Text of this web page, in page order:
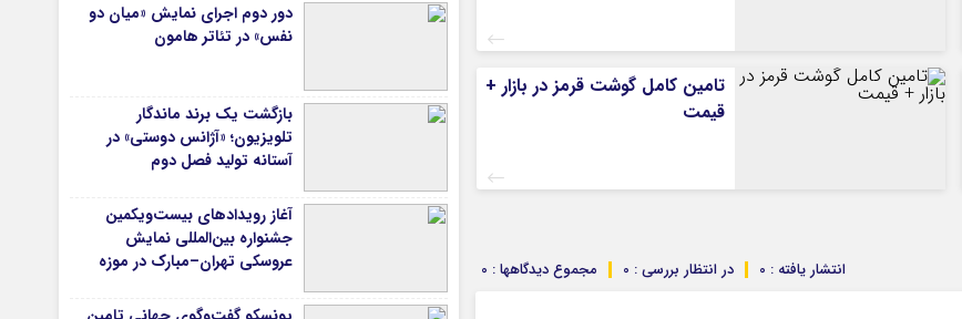
تامین کامل گوشت قرمز در بازار +
قیمت
مجموع دیدگاهها : 0 در انتظار بررسی : 0 انتشار یافته : 0
دور دوم اجرای نمایش «میان دو
نفس» در تئاتر هامون
بازگشت یک برند ماندگار
تلویزیون؛ «آژانس دوستی» در
آستانه تولید فصل دوم
آغاز رویدادهای بیست‌ویکمین
جشنواره بین‌المللی نمایش
عروسکی تهران–مبارک در موزه